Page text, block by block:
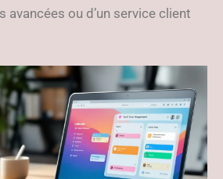
ou d’un service client